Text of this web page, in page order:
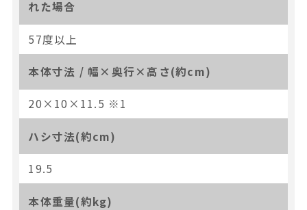
れた場合
57度以上
本体寸法 / 幅×奥行×高さ(約cm)
20×10×11.5 ※1
ハシ寸法(約cm)
19.5
本体重量(約kg)